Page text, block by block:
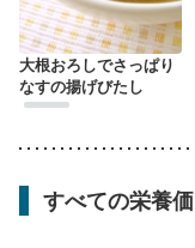
大根おろしでさっぱり
なすの揚げびたし
すべての栄養価